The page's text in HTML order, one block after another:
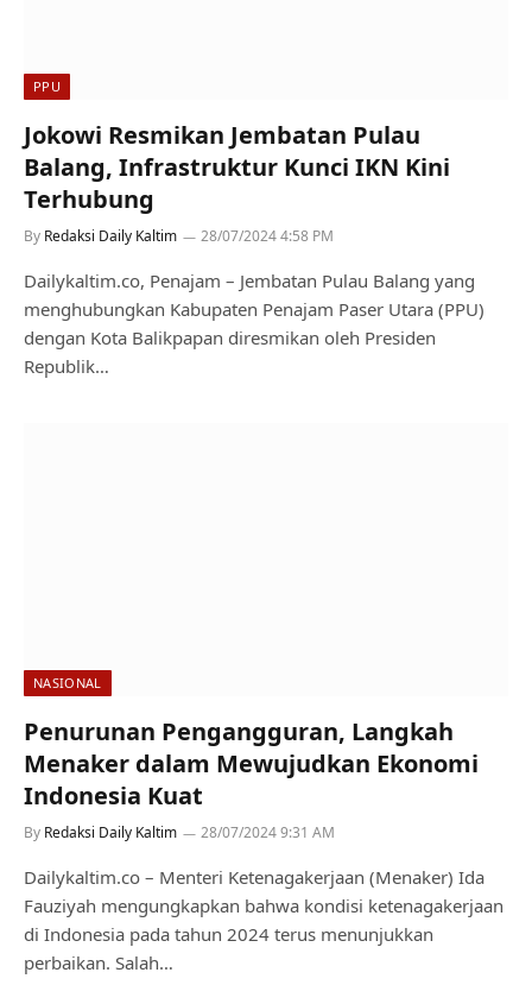
PPU
Jokowi Resmikan Jembatan Pulau
Balang, Infrastruktur Kunci IKN Kini
Terhubung
By Redaksi Daily Kaltim 28/07/2024 4:58 PM
Dailykaltim.co, Penajam – Jembatan Pulau Balang yang
menghubungkan Kabupaten Penajam Paser Utara (PPU)
dengan Kota Balikpapan diresmikan oleh Presiden
Republik…
NASIONAL
Penurunan Pengangguran, Langkah
Menaker dalam Mewujudkan Ekonomi
Indonesia Kuat
By Redaksi Daily Kaltim 28/07/2024 9:31 AM
Dailykaltim.co – Menteri Ketenagakerjaan (Menaker) Ida
Fauziyah mengungkapkan bahwa kondisi ketenagakerjaan
di Indonesia pada tahun 2024 terus menunjukkan
perbaikan. Salah…